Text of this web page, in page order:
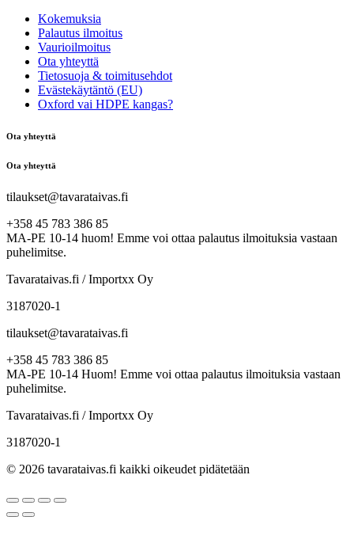
Kokemuksia
Palautus ilmoitus
Vaurioilmoitus
Ota yhteyttä
Tietosuoja & toimitusehdot
Evästekäytäntö (EU)
Oxford vai HDPE kangas?
Ota yhteyttä
Ota yhteyttä
tilaukset@tavarataivas.fi
+358 45 783 386 85
MA-PE 10-14 huom! Emme voi ottaa palautus ilmoituksia vastaan
puhelimitse.
Tavarataivas.fi / Importxx Oy
3187020-1
tilaukset@tavarataivas.fi
+358 45 783 386 85
MA-PE 10-14 Huom! Emme voi ottaa palautus ilmoituksia vastaan
puhelimitse.
Tavarataivas.fi / Importxx Oy
3187020-1
© 2026 tavarataivas.fi kaikki oikeudet pidätetään